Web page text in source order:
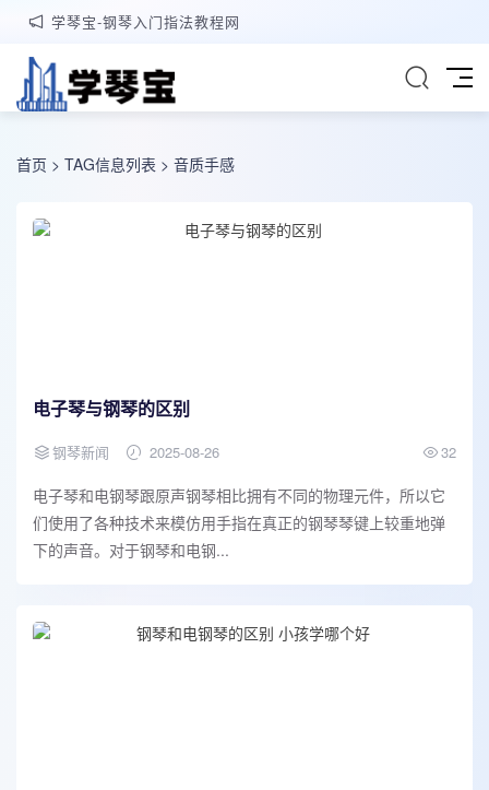
学琴宝-钢琴入门指法教程网
首页 > TAG信息列表 > 音质手感
电子琴与钢琴的区别
钢琴新闻 2025-08-26 32
电子琴和电钢琴跟原声钢琴相比拥有不同的物理元件，所以它
们使用了各种技术来模仿用手指在真正的钢琴琴键上较重地弹
下的声音。对于钢琴和电钢...